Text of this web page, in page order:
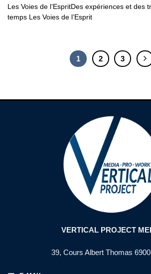
Les Voies de l’EspritDes expériences et des
temps Les Voies de l’Esprit
1 2 3
VERTICAL PROJECT
39, Cours Albert Thomas